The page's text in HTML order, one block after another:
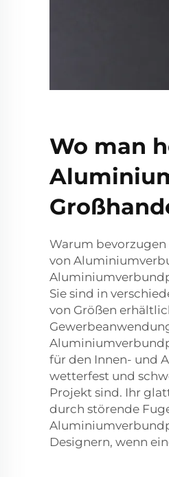
Wo man
Warum
von
Sie sind in
von Größen
für den Innen- und
wetterfest und
Projekt sind. Ihr
durch störende
Designern, wenn